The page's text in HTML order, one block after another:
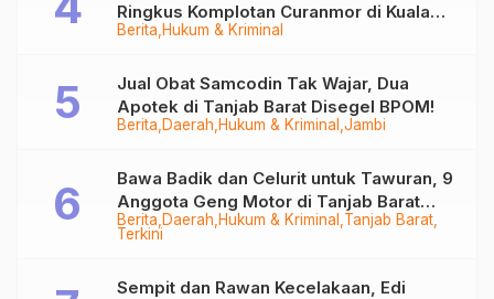
Berita Hukum & Kriminal
Ringkus Komplotan Curanmor di Kuala
Tungkal
Berita Daerah Hukum & Kriminal Jambi
Jual Obat Samcodin Tak Wajar, Dua
Apotek di Tanjab Barat Disegel BPOM!
Berita Daerah Hukum & Kriminal Tanjab Barat
Terkini
Bawa Badik dan Celurit untuk Tawuran, 9
Anggota Geng Motor di Tanjab Barat
Diringkus
Sempit dan Rawan Kecelakaan, Edi